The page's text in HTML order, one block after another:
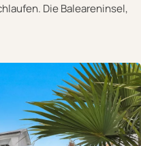
Die Baleareninsel,